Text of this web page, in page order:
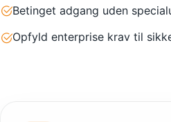
Betinget adgang uden
Opfyld enterprise krav til